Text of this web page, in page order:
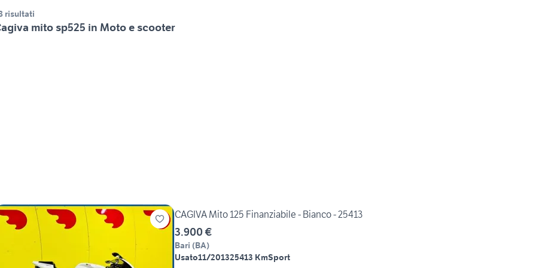
risultati
mito sp525 in Moto e scooter
CAGIVA Mito 125 Finanziabile - Bianco - 25413
3.900 €
Bari (BA)
Usato11/201325413 KmSport